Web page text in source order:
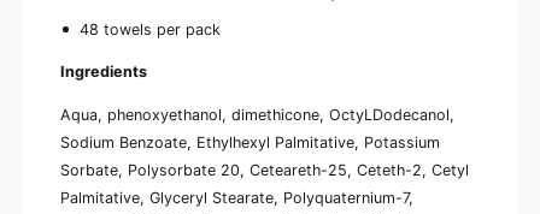
48 towels per pack
Ingredients
Aqua, phenoxyethanol, dimethicone, OctyLDodecanol,
Sodium Benzoate, Ethylhexyl Palmitative, Potassium
Sorbate, Polysorbate 20, Ceteareth-25, Ceteth-2, Cetyl
Palmitative, Glyceryl Stearate, Polyquaternium-7,